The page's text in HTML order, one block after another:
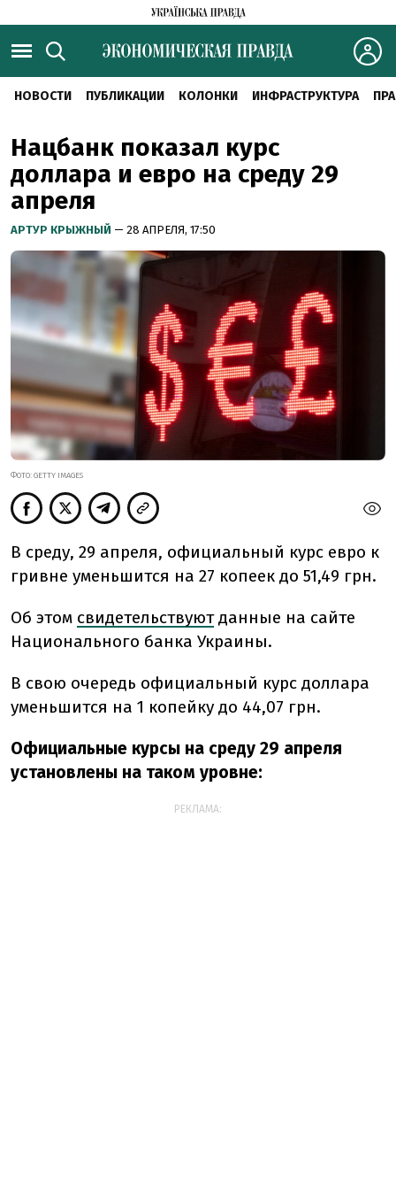
НОВОСТИ ПУБЛИКАЦИИ КОЛОНКИ ИНФРАСТРУКТУРА
Нацбанк показал курс
доллара и евро на среду 29
апреля
АРТУР КРЫЖНЫЙ — 28 АПРЕЛЯ, 17:50
ФОТО: GETTY IMAGES
В среду, 29 апреля, официальный курс евро к
гривне уменьшится на 27 копеек до 51,49 грн.
Об этом свидетельствуют данные на сайте
Национального банка Украины.
В свою очередь официальный курс доллара
уменьшится на 1 копейку до 44,07 грн.
Официальные курсы на среду 29 апреля
установлены на таком уровне:
РЕКЛАМА: